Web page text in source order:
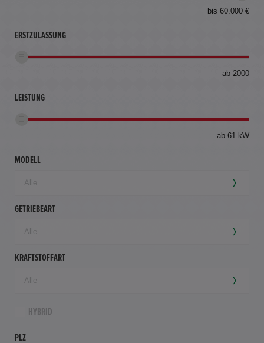
bis 60.000 €
ERSTZULASSUNG
ab 2000
LEISTUNG
ab 61 kW
MODELL
GETRIEBEART
KRAFTSTOFFART
HYBRID
PLZ